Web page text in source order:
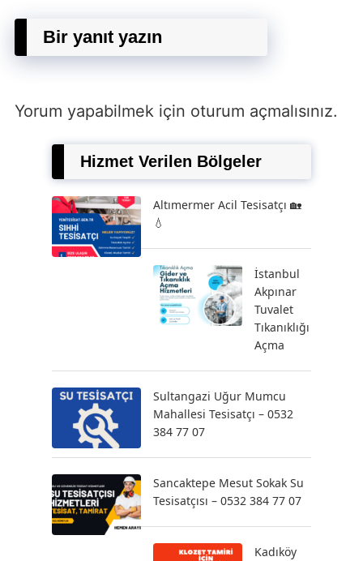
Bir yanıt yazın
Yorum yapabilmek için oturum açmalısınız.
Hizmet Verilen Bölgeler
Altımermer Acil Tesisatçı 🏡
💧
İstanbul
Akpınar
Tuvalet
Tıkanıklığı
Açma
Sultangazi Uğur Mumcu
Mahallesi Tesisatçı – 0532
384 77 07
Sancaktepe Mesut Sokak Su
Tesisatçısı – 0532 384 77 07
Kadıköy